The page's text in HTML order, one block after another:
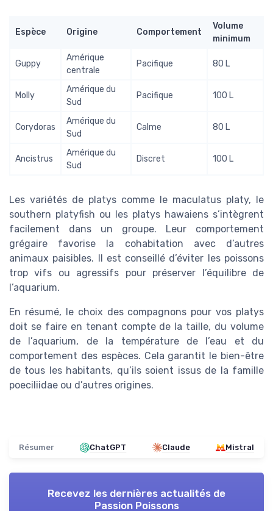
Espèce Origine Comportement
Volume
minimum
Guppy
Amérique
centrale
Pacifique 80 L
Molly
Amérique du
Sud
Pacifique 100 L
Corydoras
Amérique du
Sud
Calme 80 L
Ancistrus
Amérique du
Sud
Discret 100 L
Les variétés de platys comme le maculatus platy, le
southern platyfish ou les platys hawaiens s’intègrent
facilement dans un groupe. Leur comportement
grégaire favorise la cohabitation avec d’autres
animaux paisibles. Il est conseillé d’éviter les poissons
trop vifs ou agressifs pour préserver l’équilibre de
l’aquarium.
En résumé, le choix des compagnons pour vos platys
doit se faire en tenant compte de la taille, du volume
de l’aquarium, de la température de l’eau et du
comportement des espèces. Cela garantit le bien-être
de tous les habitants, qu’ils soient issus de la famille
poeciliidae ou d’autres origines.
Résumer ChatGPT Claude Mistral
Recevez les dernières actualités de
Passion Poissons